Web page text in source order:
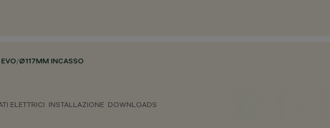
/Ø117MM INCASSO
ELETTRICI INSTALLAZIONE DOWNLOADS